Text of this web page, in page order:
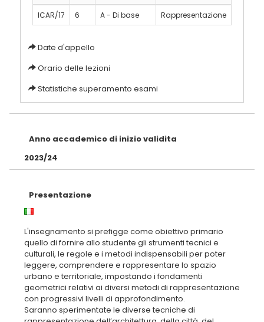
ICAR/17 6 A - Di base Rappresentazione
Date d'appello
Orario delle lezioni
Statistiche superamento esami
Anno accademico di inizio validita
2023/24
Presentazione
L'insegnamento si prefigge come obiettivo primario
quello di fornire allo studente gli strumenti tecnici e
culturali, le regole e i metodi indispensabili per poter
leggere, comprendere e rappresentare lo spazio
urbano e territoriale, impostando i fondamenti
geometrici relativi ai diversi metodi di rappresentazione
con progressivi livelli di approfondimento.
Saranno sperimentate le diverse tecniche di